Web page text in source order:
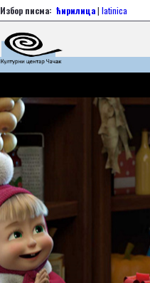
Избор писма: ћирилица| latinica